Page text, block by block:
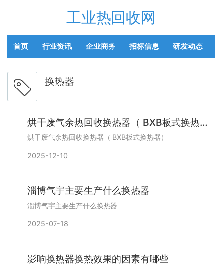
工业热回收网
首页 行业资讯 企业商务 招标信息 研发动态
换热器
烘干废气余热回收换热器（ BXB板式换热器）
烘干废气余热回收换热器（ BXB板式换热器）
2025-12-10
淄博气宇主要生产什么换热器
淄博气宇主要生产什么换热器
2025-07-18
影响换热器换热效果的因素有哪些